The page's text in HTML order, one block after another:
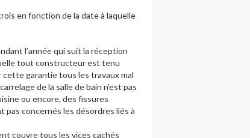
en fonction de la date à laquelle
l’année qui suit la réception
tout constructeur est tenu
garantie tous les travaux mal
de la salle de bain n’est pas
ou encore, des fissures
pas concernés les désordres liés à
couvre tous les vices cachés